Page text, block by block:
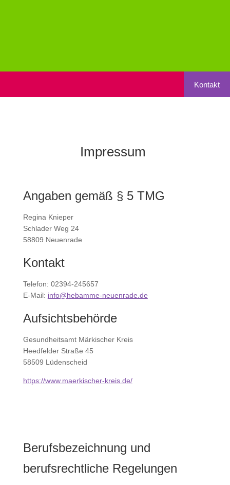
Kontakt
Impressum
Angaben gemäß § 5 TMG
Regina Knieper
Schlader Weg 24
58809 Neuenrade
Kontakt
Telefon: 02394-245657
E-Mail: info@hebamme-neuenrade.de
Aufsichtsbehörde
Gesundheitsamt Märkischer Kreis
Heedfelder Straße 45
58509 Lüdenscheid
https://www.maerkischer-kreis.de/
Berufsbezeichnung und
berufsrechtliche Regelungen